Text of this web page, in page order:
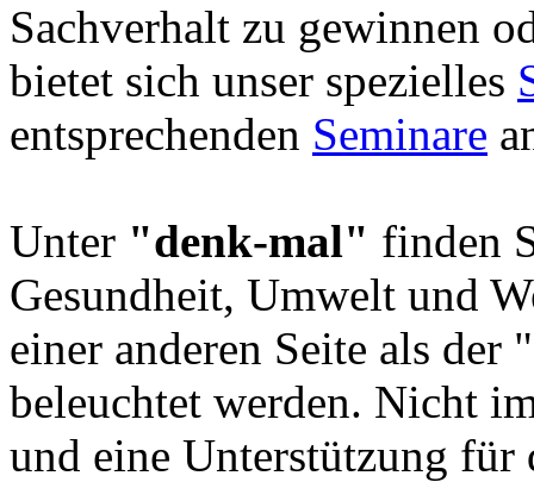
Sachverhalt zu gewinnen
bietet sich unser spezielles
entsprechenden Seminare
Unter "denk-mal" finden
Gesundheit, Umwelt und
einer anderen Seite als
beleuchtet werden. Nicht
und eine Unterstützung